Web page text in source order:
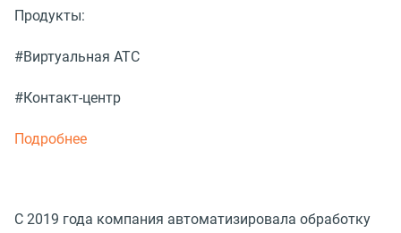
Продукты:
#Виртуальная АТС
#Контакт-центр
Подробнее
С 2019 года компания автоматизировала обработку